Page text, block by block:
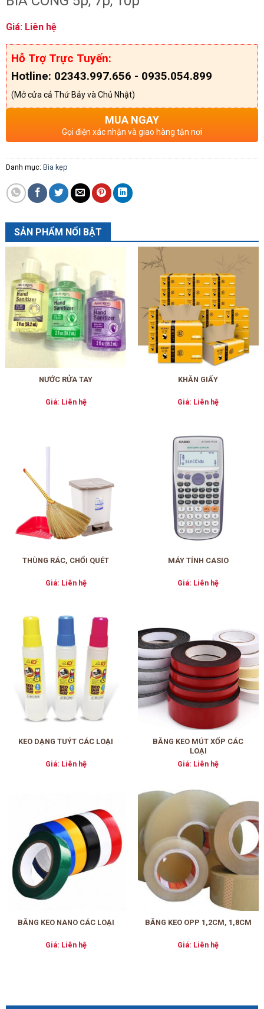
Giá: Liên hệ
Hỗ Trợ Trực Tuyến:
Hotline: 02343.997.656 - 0935.054.899
(Mở cửa cả Thứ Bảy và Chủ Nhật)
MUA NGAY
Gọi điện xác nhận và giao hàng tận nơi
Danh mục: Bìa kẹp
SẢN PHẨM NỔI BẬT
NƯỚC RỬA TAY
Giá: Liên hệ
KHĂN GIẤY
Giá: Liên hệ
THÙNG RÁC, CHỔI QUÉT
Giá: Liên hệ
MÁY TÍNH CASIO
Giá: Liên hệ
KEO DẠNG TUÝT CÁC LOẠI
Giá: Liên hệ
BĂNG KEO MÚT XỐP CÁC
LOẠI
Giá: Liên hệ
BĂNG KEO NANO CÁC LOẠI
Giá: Liên hệ
BĂNG KEO OPP 1,2CM, 1,8CM
Giá: Liên hệ